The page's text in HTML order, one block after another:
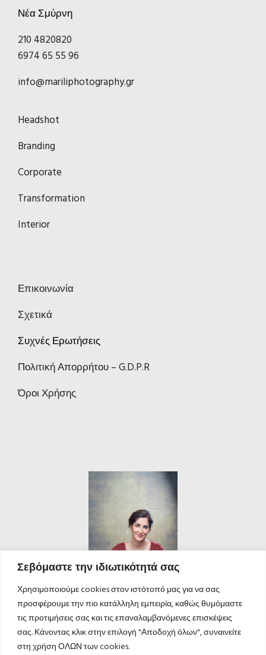
Σεβόμαστε την ιδιωτικότητά σας
Χρησιμοποιούμε cookies στον ιστότοπό μας για να σας
προσφέρουμε την πιο κατάλληλη εμπειρία, καθώς θυμόμαστε
τις προτιμήσεις σας και τις επαναλαμβανόμενες επισκέψεις
σας. Κάνοντας κλικ στην επιλογή "Αποδοχή όλων", συναινείτε
στη χρήση ΟΛΩΝ των cookies.
Νέα Σμύρνη
210 4820820
6974 65 55 96
info@mariliphotography.gr
Headshot
Branding
Corporate
Transformation
Interior
Επικοινωνία
Σχετικά
Συχνές Ερωτήσεις
Πολιτική Απορρήτου – G.D.P.R
Όροι Χρήσης